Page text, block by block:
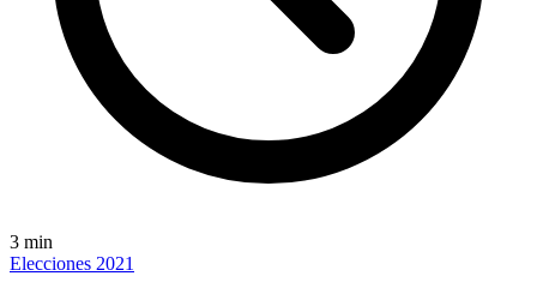
3 min
Elecciones 2021